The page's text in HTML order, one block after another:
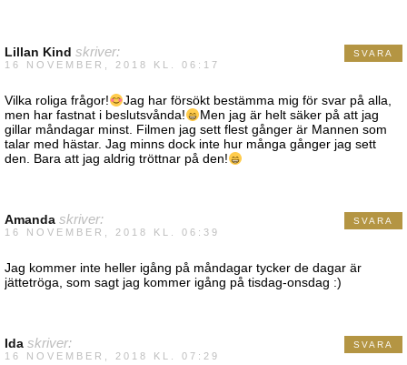
Lillan Kind skriver:
16 NOVEMBER, 2018 KL. 06:17
Vilka roliga frågor!
Jag har försökt bestämma mig för svar på alla,
men har fastnat i beslutsvånda!
Men jag är helt säker på att jag
gillar måndagar minst. Filmen jag sett flest gånger är Mannen som
talar med hästar. Jag minns dock inte hur många gånger jag sett
den. Bara att jag aldrig tröttnar på den!
SVARA
Amanda skriver:
16 NOVEMBER, 2018 KL. 06:39
Jag kommer inte heller igång på måndagar tycker de dagar är
jättetröga, som sagt jag kommer igång på tisdag-onsdag :)
SVARA
Ida skriver:
16 NOVEMBER, 2018 KL. 07:29
SVARA